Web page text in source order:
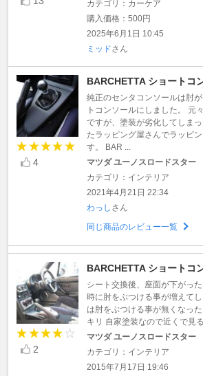
カテゴリ：カーケア
購入価格：500円
2025年6月1日 10:45
ミッドさん
4
BARCHETTA ショートコ
純正のセンタコンソールは肘
トコンソールにしました。 元
ですが、塗装が劣化してしま
たラッピング屋さんでラッピ
す。 BAR ...
マツダ ユーノスロードスター
カテゴリ：インテリア
2021年4月21日 22:34
わっし さん
同じ商品のレビュー一覧
2
BARCHETTA ショートコ
シート交換後、座面が下がっ
時に肘をぶつける事が増えて
は肘をぶつける事が無くなっ
キリ 自家塗装なので近くで見
マツダ ユーノスロードスター
カテゴリ：インテリア
2015年7月17日 19:46